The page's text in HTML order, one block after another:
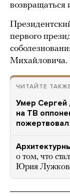
возвращаться
первого
Михайловича.
ЧИТАЙТЕ
Умер
на ТВ
о том, что
Юрия